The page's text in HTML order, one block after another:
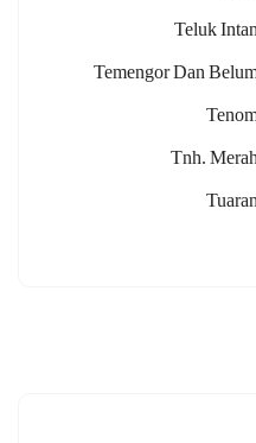
Teluk Intan
Temengor Dan
Tnh. Merah
Tuaran